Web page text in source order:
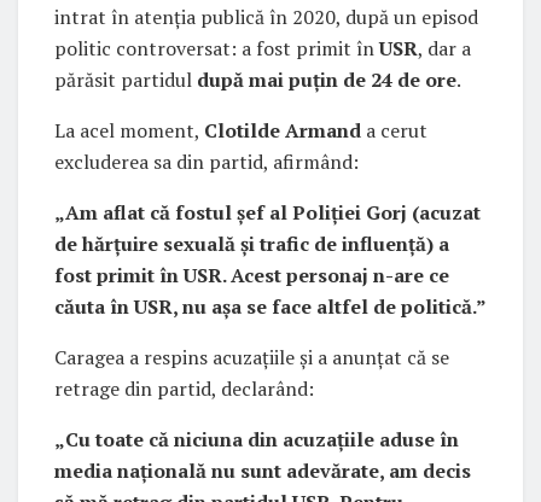
intrat în atenția publică în 2020, după un episod
politic controversat: a fost primit înUSR, dar a
părăsit partidul după mai puțin de 24 de ore.
La acel moment, Clotilde Armand a cerut
excluderea sa din partid, afirmând:
„Am aflat că fostul șef al Poliției Gorj (acuzat
de hărțuire sexuală și trafic de influență) a
fost primit în USR. Acest personaj n-are ce
căuta în USR, nu așa se face altfel de politică.”
Caragea a respins acuzațiile și a anunțat că se
retrage din partid, declarând:
„Cu toate că niciuna din acuzațiile aduse în
media națională nu sunt adevărate, am decis